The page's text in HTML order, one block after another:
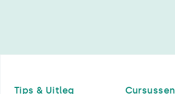
Tips & Uitleg Cursussen